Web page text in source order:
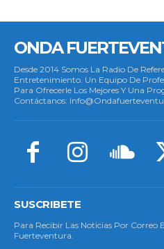
ONDA
Desde 2014 Somos La Radio De
Entretenimiento. Un Equipo De
Para Ofrecerle Los Mejores Y Una
Contáctanos:
SUSCRIBETE
Para Recibir Las Noticias Por Correo
Fuerteventura.